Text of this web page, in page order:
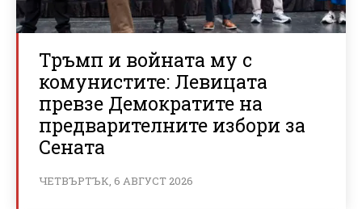
Тръмп и войната му с
комунистите: Левицата
превзе Демократите на
предварителните избори за
Сената
ЧЕТВЪРТЪК, 6 АВГУСТ 2026